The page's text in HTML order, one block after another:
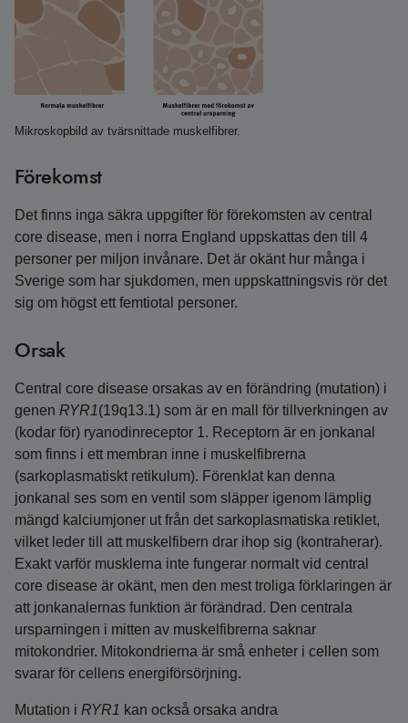
Mikroskopbild av tvärsnittade muskelfibrer.
Förekomst
Det finns inga säkra uppgifter för förekomsten av central
core disease, men i norra England uppskattas den till 4
personer per miljon invånare. Det är okänt hur många i
Sverige som har sjukdomen, men uppskattningsvis rör det
sig om högst ett femtiotal personer.
Orsak
Central core disease orsakas av en förändring (mutation) i
genen RYR1(19q13.1) som är en mall för tillverkningen av
(kodar för) ryanodinreceptor 1. Receptorn är en jonkanal
som finns i ett membran inne i muskelfibrerna
(sarkoplasmatiskt retikulum). Förenklat kan denna
jonkanal ses som en ventil som släpper igenom lämplig
mängd kalciumjoner ut från det sarkoplasmatiska retiklet,
vilket leder till att muskelfibern drar ihop sig (kontraherar).
Exakt varför musklerna inte fungerar normalt vid central
core disease är okänt, men den mest troliga förklaringen är
att jonkanalernas funktion är förändrad. Den centrala
ursparningen i mitten av muskelfibrerna saknar
mitokondrier. Mitokondrierna är små enheter i cellen som
svarar för cellens energiförsörjning.
Mutation i RYR1 kan också orsaka andra